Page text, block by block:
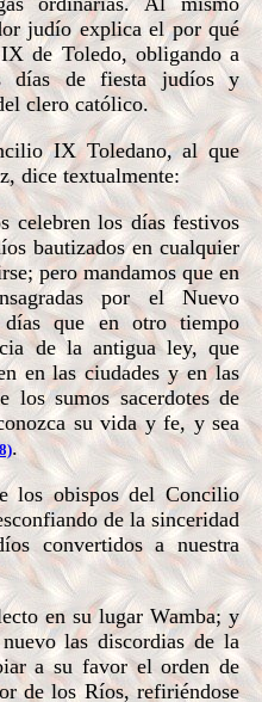
judío explica el por qué
de Toledo, obligando a
días de fiesta judíos y
clero católico.
IX Toledano, al que
dice textualmente:
los días festivos
bautizados en cualquier
pero mandamos que en
por el Nuevo
que en otro tiempo
de la antigua ley, que
en las ciudades y en las
los sumos sacerdotes de
su vida y fe, y sea
.
obispos del Concilio
de la sinceridad
convertidos a nuestra
en su lugar Wamba; y
las discordias de la
a su favor el orden de
de los Ríos, refiriéndose